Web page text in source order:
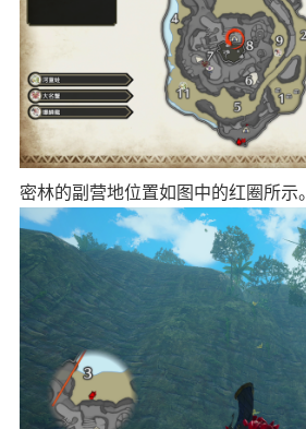
密林的副营地位置如图中的红圈所示。